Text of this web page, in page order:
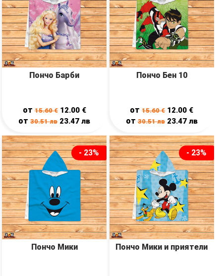
Пончо Барби
от15.60€ 12.00 €
от30.51лв 23.47лв
Пончо Бен 10
от15.60€ 12.00 €
от 30.51лв 23.47 лв
- 23%
Пончо Мики
- 23%
Пончо Мики и приятели